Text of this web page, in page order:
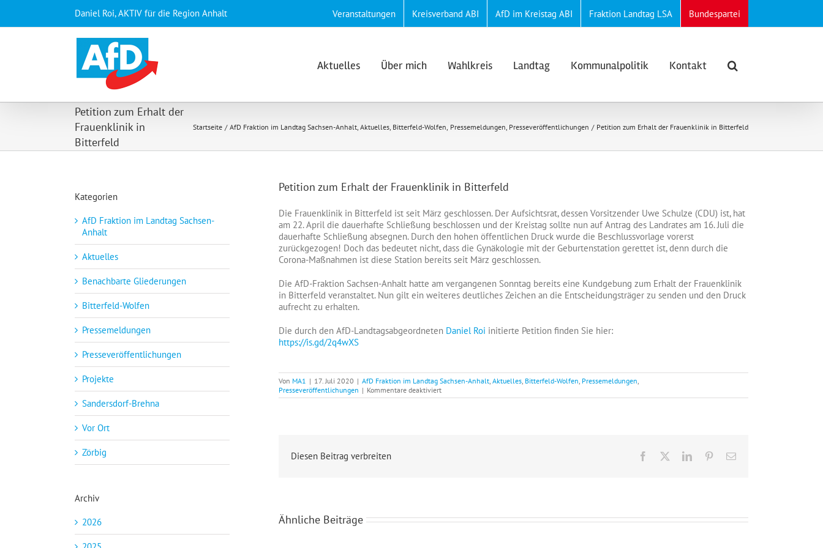
springen
Daniel Roi, AKTIV für die Region Anhalt Veranstaltungen Kreisverband ABI AfD im Kreistag ABI Fraktion Landtag LSA Bundespartei
Aktuelles Über mich Wahlkreis Landtag Kommunalpolitik Kontakt
Petition zum Erhalt der
Frauenklinik in
Bitterfeld
Startseite AfD Fraktion im Landtag Sachsen-Anhalt Aktuelles Bitterfeld-Wolfen Pressemeldungen Presseveröffentlichungen Petition zum Erhalt der Frauenklinik in Bitterfeld
Petition zum Erhalt der Frauenklinik in Bitterfeld
Die Frauenklinik in Bitterfeld ist seit März geschlossen. Der Aufsichtsrat, dessen Vorsitzender Uwe Schulze (CDU) ist, hat
am 22. April die dauerhafte Schließung beschlossen und der Kreistag sollte nun auf Antrag des Landrates am 16. Juli die
dauerhafte Schließung absegnen. Durch den hohen öffentlichen Druck wurde die Beschlussvorlage vorerst
zurückgezogen! Doch das bedeutet nicht, dass die Gynäkologie mit der Geburtenstation gerettet ist, denn durch die
Corona-Maßnahmen ist diese Station bereits seit März geschlossen.
Die AfD-Fraktion Sachsen-Anhalt hatte am vergangenen Sonntag bereits eine Kundgebung zum Erhalt der Frauenklinik
in Bitterfeld veranstaltet. Nun gilt ein weiteres deutliches Zeichen an die Entscheidungsträger zu senden und den Druck
aufrecht zu erhalten.
Die durch den AfD-Landtagsabgeordneten Daniel Roi initierte Petition finden Sie hier:
https://is.gd/2q4wXS
Von MA1 | 17. Juli 2020 | AfD Fraktion im Landtag Sachsen-Anhalt Aktuelles Bitterfeld-Wolfen Pressemeldungen
Presseveröffentlichungen | Kommentare deaktiviertfür
Petition
Diesen Beitrag verbreiten Facebook LinkedInPinterest
E-
Ähnliche Beiträge
Kategorien
AfD Fraktion im Landtag Sachsen-
Anhalt
Aktuelles
Benachbarte Gliederungen
Bitterfeld-Wolfen
Pressemeldungen
Presseveröffentlichungen
Projekte
Sandersdorf-Brehna
Vor Ort
Zörbig
Archiv
2026